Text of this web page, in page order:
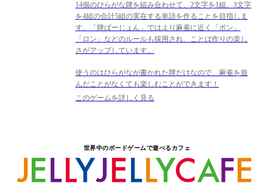
14個のひらがな牌を組み合わせて、2文字を1組、3文字
を4組の合計5組の実在する単語を作ることを目指しま
す。「牌ばーじょん」ではより麻雀に近く「ポン」
「ロン」などのルールも採用され、ことば作りの楽し
さがアップしています。
使うのはひらがなが書かれた牌だけなので、麻雀を遊
んだことがなくても楽しむことができます！
このゲームを詳しく見る
世界中のボードゲームで遊べるカフェ